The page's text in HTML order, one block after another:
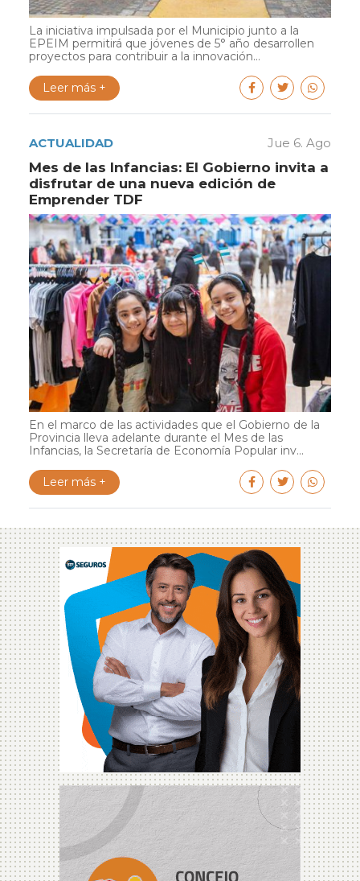
La iniciativa impulsada por el Municipio junto a la
EPEIM permitirá que jóvenes de 5° año desarrollen
proyectos para contribuir a la innovación...
Leer más +
ACTUALIDAD Jue 6. Ago
Mes de las Infancias: El Gobierno invita a
disfrutar de una nueva edición de
Emprender TDF
En el marco de las actividades que el Gobierno de la
Provincia lleva adelante durante el Mes de las
Infancias, la Secretaría de Economía Popular inv...
Leer más +